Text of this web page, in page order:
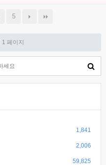
5
1 페이지
1,841
2,006
59,825